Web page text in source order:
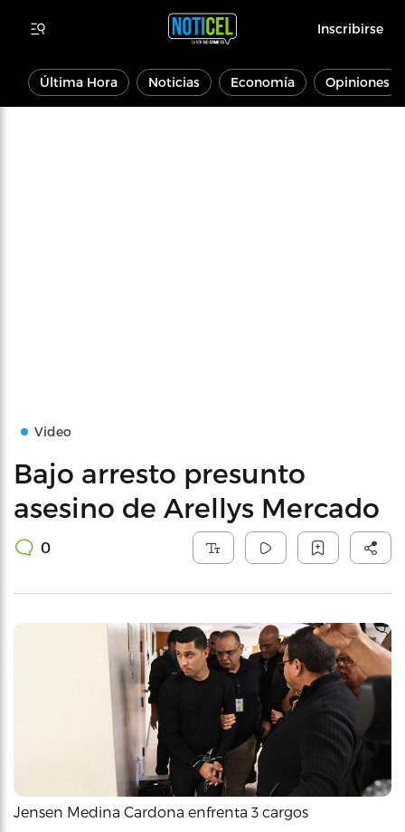
Inscribirse
Última Hora Noticias Economía Opiniones
Video
Bajo arresto presunto
asesino de Arellys Mercado
0
Jensen Medina Cardona enfrenta 3 cargos